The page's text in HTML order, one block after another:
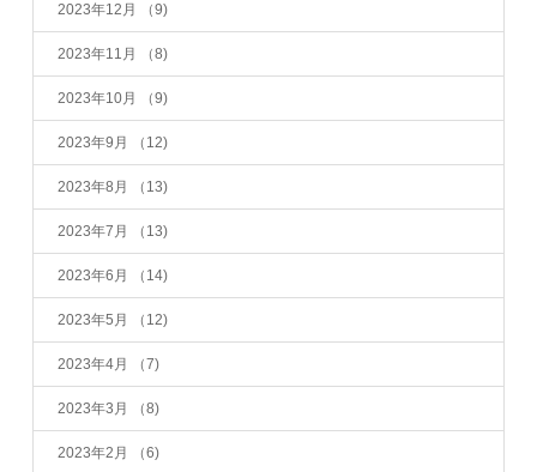
2023年12月 （9)
2023年11月 （8)
2023年10月 （9)
2023年9月 （12)
2023年8月 （13)
2023年7月 （13)
2023年6月 （14)
2023年5月 （12)
2023年4月 （7)
2023年3月 （8)
2023年2月 （6)